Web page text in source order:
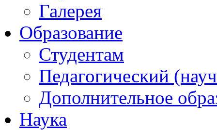
Галерея
Образование
Студентам
Педагогический
Дополнительное
Наука